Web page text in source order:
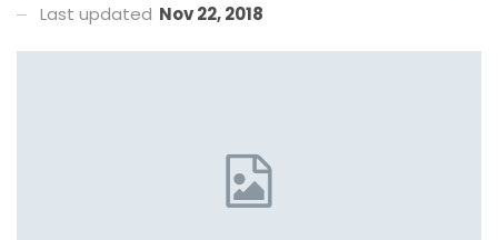
Last updated Nov 22, 2018